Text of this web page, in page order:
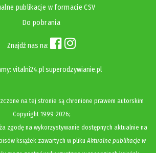
publikacje w formacie CSV
Do pobrania
Znajdź nas na:
vitalni24.pl superodzywianie.pl
na tej stronie są chronione prawem autorskim
Copyright1999-2026;
zgodę na wykorzystywanie dostępnych aktualnie na
książek zawartych w plikuAktualne publikacje w